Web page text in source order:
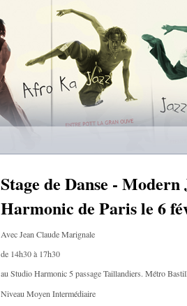
Stage de Danse -
Harmonic de Paris le 6
Avec Jean Claude Marignale
de 14h30 à 17h30
au Studio Harmonic 5 passage Taillandiers. Métro
Niveau Moyen Intermédiaire